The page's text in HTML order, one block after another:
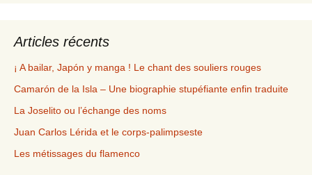
Articles récents
¡ A bailar, Japón y manga ! Le chant des souliers rouges
Camarón de la Isla – Une biographie stupéfiante enfin traduite
La Joselito ou l’échange des noms
Juan Carlos Lérida et le corps-palimpseste
Les métissages du flamenco